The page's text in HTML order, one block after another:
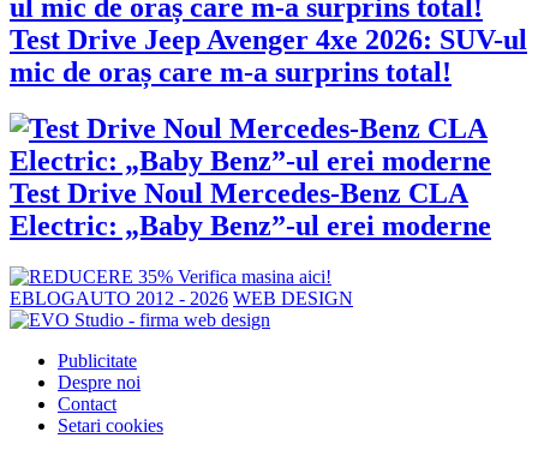
Test Drive Jeep Avenger 4xe 2026: SUV-ul
mic de oraș care m-a surprins total!
Test Drive Noul Mercedes-Benz CLA
Electric: „Baby Benz”-ul erei moderne
EBLOGAUTO 2012 - 2026 WEB DESIGN
Publicitate
Despre noi
Contact
Setari cookies